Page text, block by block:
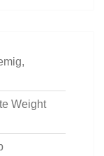
Weight